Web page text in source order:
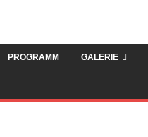
PROGRAMM GALERIE